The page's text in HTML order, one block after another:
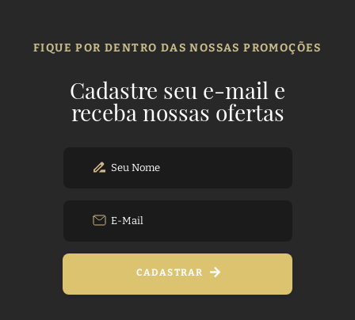
FIQUE POR DENTRO DAS NOSSAS PROMOÇÕES
Cadastre seu e-mail e
receba nossas ofertas
CADASTRAR